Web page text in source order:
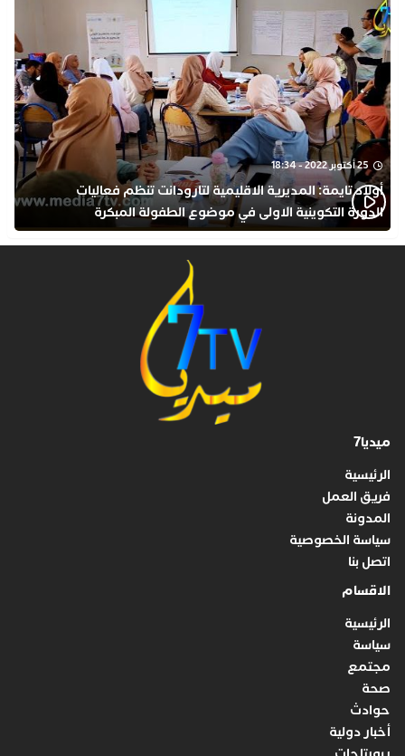
25 أكتوبر 2022 - 18:34
أولاد تايمة: المديرية الاقليمية لتارودانت تنظم فعاليات
الدورة التكوينية الاولى في موضوع الطفولة المبكرة
بمركز التكوين ثانوية الحسن الثاني التأهيلية
ميديا7
الرئيسية
فريق العمل
المدونة
سياسة الخصوصية
اتصل بنا
الاقسام
الرئيسية
سياسة
مجتمع
صحة
حوادث
أخبار دولية